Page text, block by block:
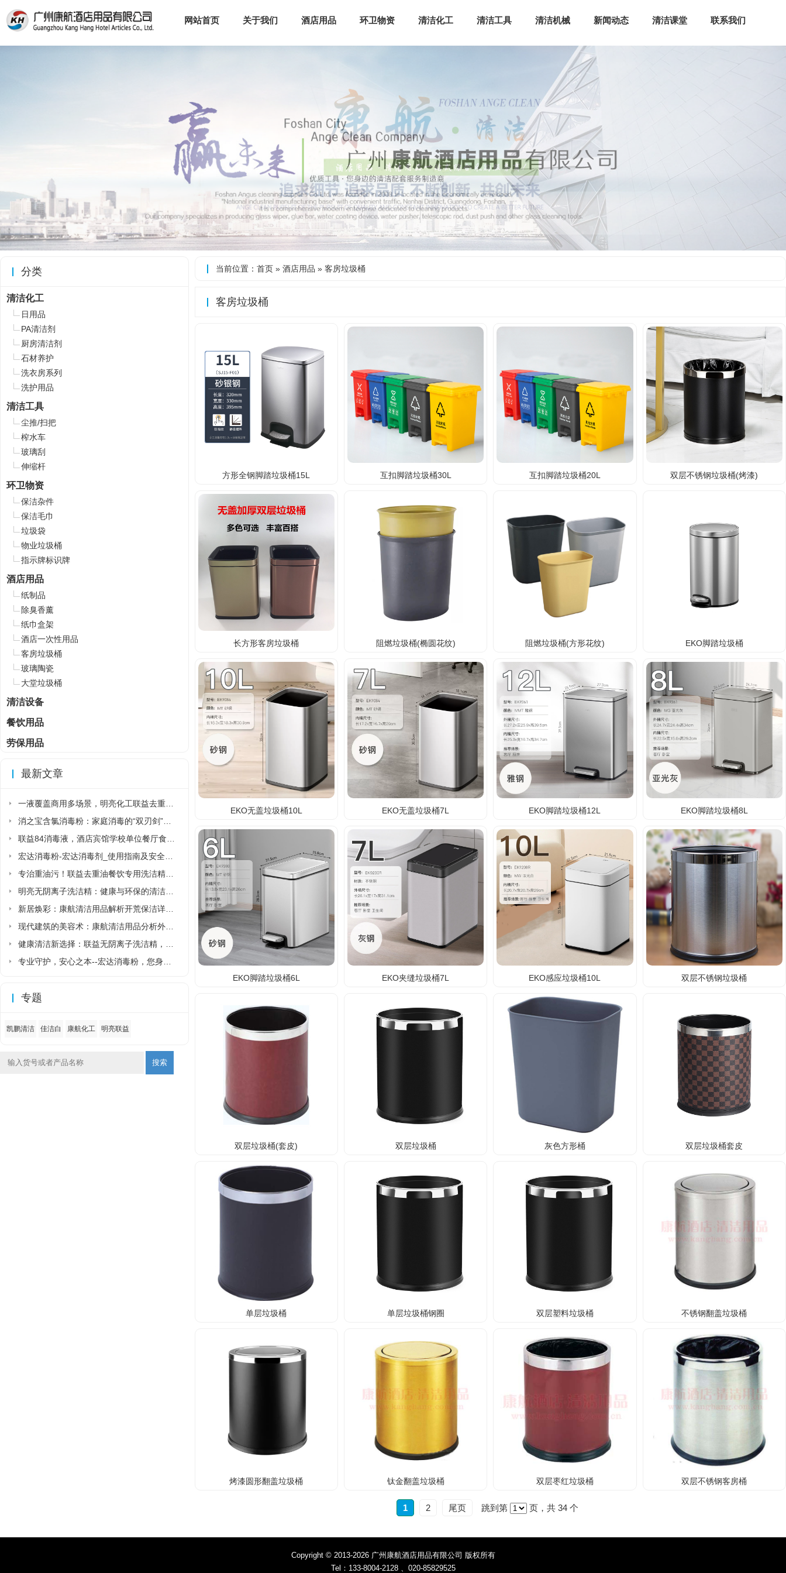
网站首页 关于我们 酒店用品 环卫物资 清洁化工 清洁工具 清洁机械 新闻动态 清洁课堂 联系我们
当前位置： 首页» 酒店用品 » 客房垃圾桶
客房垃圾桶
方形全钢脚踏垃圾桶15L 互扣脚踏垃圾桶30L 互扣脚踏垃圾桶20L 双层不锈钢垃圾桶(烤漆)
长方形客房垃圾桶 阻燃垃圾桶(椭圆花纹) 阻燃垃圾桶(方形花纹) EKO脚踏垃圾桶
EKO无盖垃圾桶10L EKO无盖垃圾桶7L EKO脚踏垃圾桶12L EKO脚踏垃圾桶8L
EKO脚踏垃圾桶6L EKO夹缝垃圾桶7L EKO感应垃圾桶10L 双层不锈钢垃圾桶
双层垃圾桶(套皮) 双层垃圾桶 灰色方形桶 双层垃圾桶套皮
单层垃圾桶 单层垃圾桶钢圈 双层塑料垃圾桶 不锈钢翻盖垃圾桶
烤漆圆形翻盖垃圾桶 钛金翻盖垃圾桶 双层枣红垃圾桶 双层不锈钢客房桶
1 2 尾页 跳到第 页，共 34 个
分类
清洁化工
日用品
PA清洁剂
厨房清洁剂
石材养护
洗衣房系列
洗护用品
清洁工具
尘推/扫把
榨水车
玻璃刮
伸缩杆
环卫物资
保洁杂件
保洁毛巾
垃圾袋
物业垃圾桶
指示牌标识牌
酒店用品
纸制品
除臭香薰
纸巾盒架
酒店一次性用品
客房垃圾桶
玻璃陶瓷
大堂垃圾桶
清洁设备
餐饮用品
劳保用品
最新文章
专题
凯鹏清洁 佳洁白 康航化工 明亮联益
搜索
Copyright © 2013-2026 广州康航酒店用品有限公司 版权所有
Tel：133-8004-2128 、020-85829525